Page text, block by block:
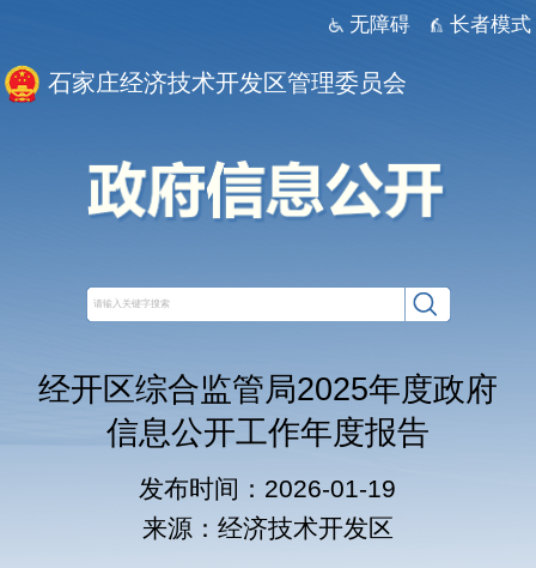
无障碍 长者模式
石家庄经济技术开发区管理委员会
经开区综合监管局2025年度政府
信息公开工作年度报告
发布时间：2026-01-19
来源：经济技术开发区